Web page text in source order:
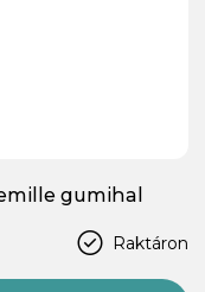
gumihal
Raktáron